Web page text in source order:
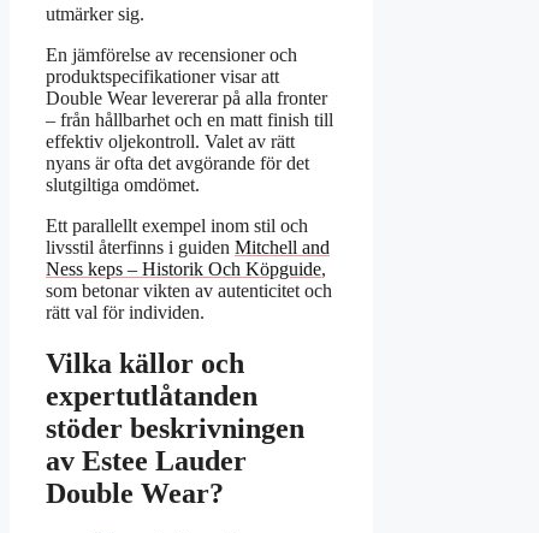
utmärker sig.
En jämförelse av recensioner och
produktspecifikationer visar att
Double Wear levererar på alla fronter
– från hållbarhet och en matt finish till
effektiv oljekontroll. Valet av rätt
nyans är ofta det avgörande för det
slutgiltiga omdömet.
Ett parallellt exempel inom stil och
livsstil återfinns i guiden Mitchell and
Ness keps – Historik Och Köpguide,
som betonar vikten av autenticitet och
rätt val för individen.
Vilka källor och
expertutlåtanden
stöder beskrivningen
av Estee Lauder
Double Wear?